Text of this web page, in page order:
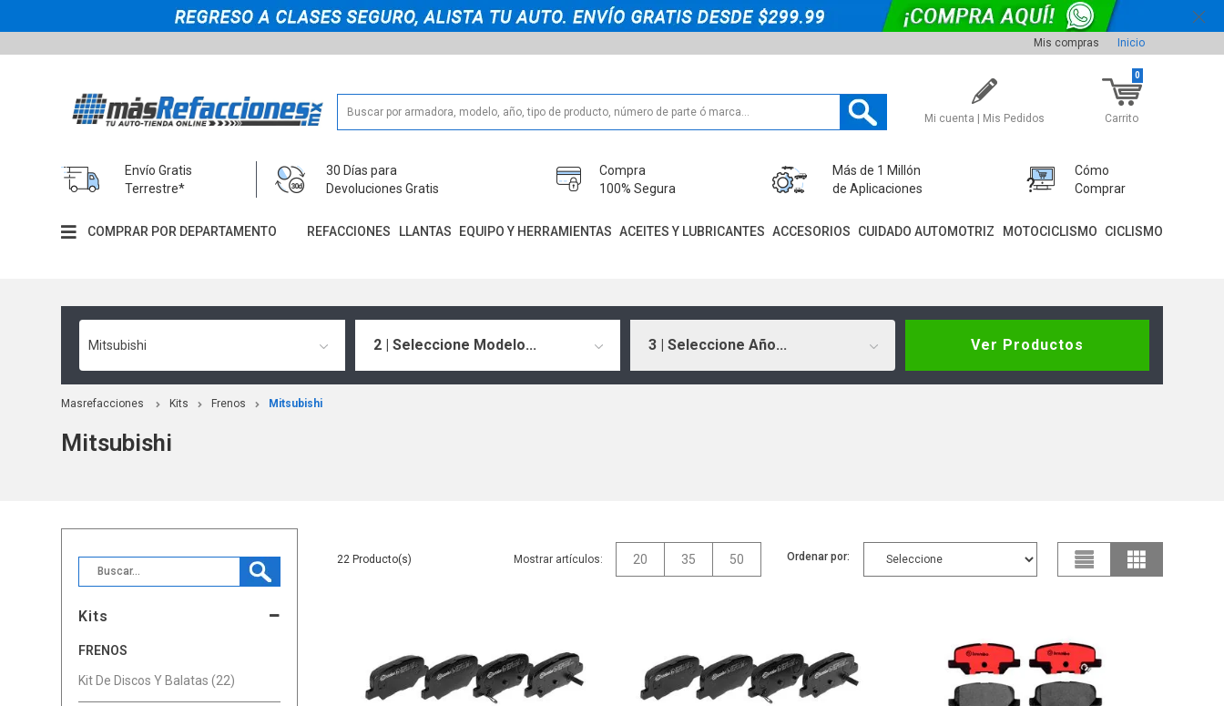
Mis compras Inicio
Mi cuenta | Mis Pedidos Carrito
0
Envío Gratis
Terrestre*
30 Días para
Devoluciones Gratis
Compra
100% Segura
Más de 1 Millón
de Aplicaciones
Cómo
Comprar
COMPRAR POR DEPARTAMENTO REFACCIONES LLANTAS EQUIPO Y HERRAMIENTAS ACEITES Y LUBRICANTES ACCESORIOS CUIDADO AUTOMOTRIZ MOTOCICLISMO CICLISMO
Mitsubishi 2 | Seleccione Modelo... 3 | Seleccione Año... Ver Productos
Masrefacciones Kits Frenos Mitsubishi
Mitsubishi
Kits
FRENOS
Kit De Discos Y Balatas (22)
22 Mostrar artículos: 20 35 50 Ordenar por: